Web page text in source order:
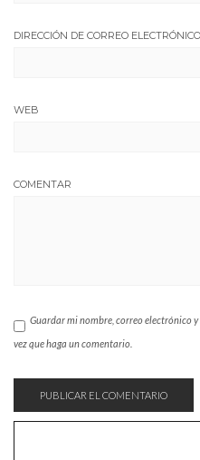
DIRECCIÓN DE CORREO ELECTRÓNICO
WEB
COMENTAR
Guardar mi nombre, correo electrónico
vez que haga un comentario.